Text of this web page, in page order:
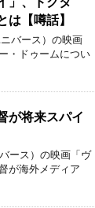
は【噂話】
バース）の映画
・ドゥームについ
が将来スパイ
ース）の映画「ヴ
が海外メディア